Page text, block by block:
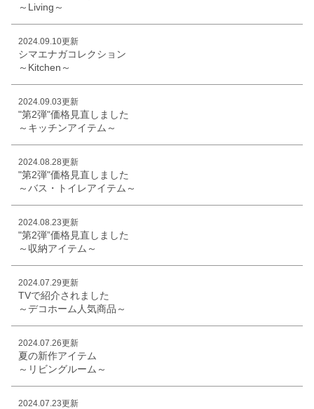
～Living～
2024.09.10更新
シマエナガコレクション
～Kitchen～
2024.09.03更新
"第2弾"価格見直しました
～キッチンアイテム～
2024.08.28更新
"第2弾"価格見直しました
～バス・トイレアイテム～
2024.08.23更新
"第2弾”価格見直しました
～収納アイテム～
2024.07.29更新
TVで紹介されました
～デコホーム人気商品～
2024.07.26更新
夏の新作アイテム
～リビングルーム～
2024.07.23更新